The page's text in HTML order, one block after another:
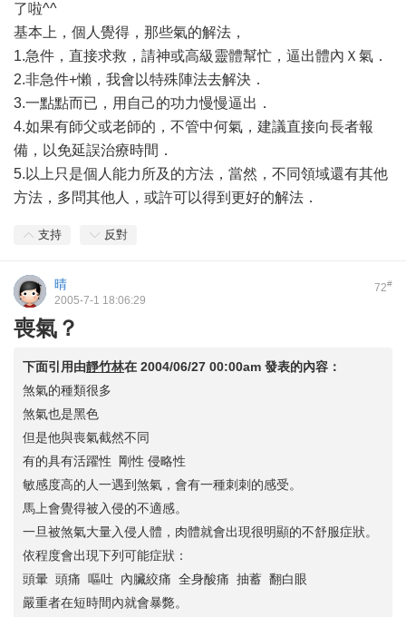
了啦^^
基本上，個人覺得，那些氣的解法，
1.急件，直接求救，請神或高級靈體幫忙，逼出體內Ｘ氣．
2.非急件+懶，我會以特殊陣法去解決．
3.一點點而已，用自己的功力慢慢逼出．
4.如果有師父或老師的，不管中何氣，建議直接向長者報
備，以免延誤治療時間．
5.以上只是個人能力所及的方法，當然，不同領域還有其他
方法，多問其他人，或許可以得到更好的解法．
支持 反對
72#
晴
2005-7-1 18:06:29
喪氣？
下面引用由靜竹林在 2004/06/27 00:00am 發表的內容：
煞氣的種類很多
煞氣也是黑色
但是他與喪氣截然不同
有的具有活躍性 剛性 侵略性
敏感度高的人一遇到煞氣，會有一種刺刺的感受。
馬上會覺得被入侵的不適感。
一旦被煞氣大量入侵人體，肉體就會出現很明顯的不舒服症狀。
依程度會出現下列可能症狀：
頭暈 頭痛 嘔吐 內臟絞痛 全身酸痛 抽蓄 翻白眼
嚴重者在短時間內就會暴斃。